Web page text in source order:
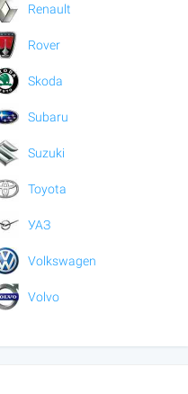
Renault
Rover
Skoda
Subaru
Suzuki
Toyota
УАЗ
Volkswagen
Volvo